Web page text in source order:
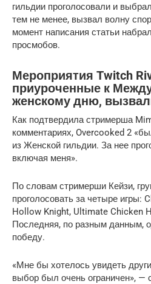
гильдии проголосовали и
тем не менее, вызвал волну
момент написания статьи
просмобов.
Мероприятия Twitch
приуроченные к
женскому дню,
Как подтвердила стримерша
комментариях, Overcooked 2
из Женской гильдии. За нее
включая меня».
По словам стримерши Кейзи,
проголосовать за четыре игры:
Hollow Knight, Ultimate Chicken
Последняя, ​​по разным данным,
победу.
«Мне бы хотелось увидеть
выбор был очень ограничен», —